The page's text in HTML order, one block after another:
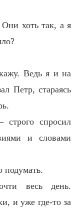
хоть так, а я
Ведь я и на
Петр, стараясь
спросил
и словами
весь день.
и уже где-то за